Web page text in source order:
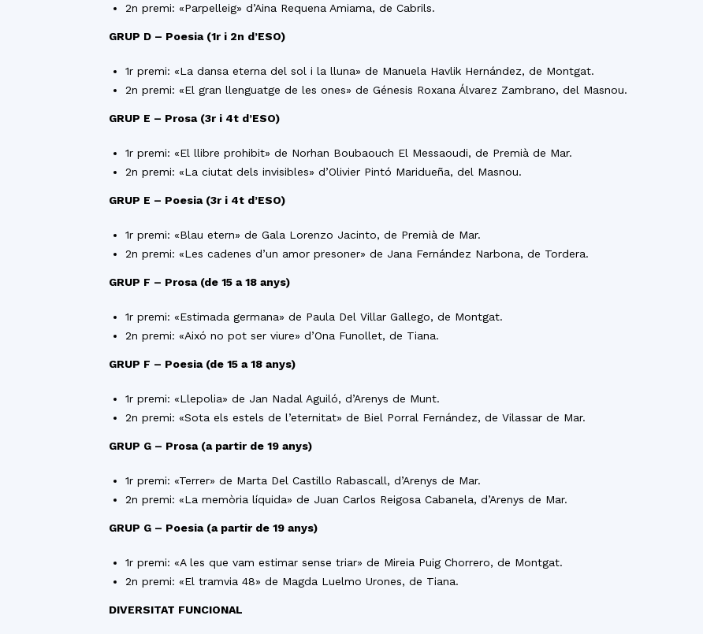
2n premi: «Parpelleig» d’Aina Requena Amiama, de Cabrils.
GRUP D – Poesia (1r i 2n d’ESO)
1r premi: «La dansa eterna del sol i la lluna» de Manuela Havlik Hernández, de Montgat.
2n premi: «El gran llenguatge de les ones» de Génesis Roxana Álvarez Zambrano, del Masnou.
GRUP E – Prosa (3r i 4t d’ESO)
1r premi: «El llibre prohibit» de Norhan Boubaouch El Messaoudi, de Premià de Mar.
2n premi: «La ciutat dels invisibles» d’Olivier Pintó Maridueña, del Masnou.
GRUP E – Poesia (3r i 4t d’ESO)
1r premi: «Blau etern» de Gala Lorenzo Jacinto, de Premià de Mar.
2n premi: «Les cadenes d’un amor presoner» de Jana Fernández Narbona, de Tordera.
GRUP F – Prosa (de 15 a 18 anys)
1r premi: «Estimada germana» de Paula Del Villar Gallego, de Montgat.
2n premi: «Aixó no pot ser viure» d’Ona Funollet, de Tiana.
GRUP F – Poesia (de 15 a 18 anys)
1r premi: «Llepolia» de Jan Nadal Aguiló, d’Arenys de Munt.
2n premi: «Sota els estels de l’eternitat» de Biel Porral Fernández, de Vilassar de Mar.
GRUP G – Prosa (a partir de 19 anys)
1r premi: «Terrer» de Marta Del Castillo Rabascall, d’Arenys de Mar.
2n premi: «La memòria líquida» de Juan Carlos Reigosa Cabanela, d’Arenys de Mar.
GRUP G – Poesia (a partir de 19 anys)
1r premi: «A les que vam estimar sense triar» de Mireia Puig Chorrero, de Montgat.
2n premi: «El tramvia 48» de Magda Luelmo Urones, de Tiana.
DIVERSITAT FUNCIONAL